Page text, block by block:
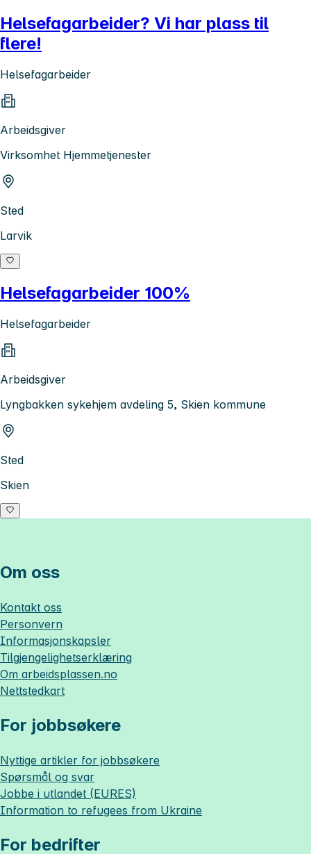
Helsefagarbeider? Vi har plass til
flere!
Helsefagarbeider
Arbeidsgiver
Virksomhet Hjemmetjenester
Sted
Larvik
Helsefagarbeider 100%
Helsefagarbeider
Arbeidsgiver
Lyngbakken sykehjem avdeling 5, Skien kommune
Sted
Skien
Om oss
Kontakt oss
Personvern
Informasjonskapsler
Tilgjengelighetserklæring
Om arbeidsplassen.no
Nettstedkart
For jobbsøkere
Nyttige artikler for jobbsøkere
Spørsmål og svar
Jobbe i utlandet (EURES)
Information to refugees from Ukraine
For bedrifter